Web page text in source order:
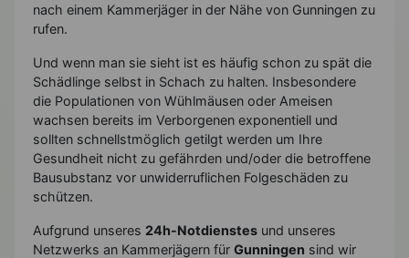
nach einem Kammerjäger in der Nähe von Gunningen zu
rufen.
Und wenn man sie sieht ist es häufig schon zu spät die
Schädlinge selbst in Schach zu halten. Insbesondere
die Populationen von Wühlmäusen oder Ameisen
wachsen bereits im Verborgenen exponentiell und
sollten schnellstmöglich getilgt werden um Ihre
Gesundheit nicht zu gefährden und/oder die betroffene
Bausubstanz vor unwiderruflichen Folgeschäden zu
schützen.
Aufgrund unseres 24h-Notdienstes und unseres
Netzwerks an Kammerjägern für Gunningen sind wir